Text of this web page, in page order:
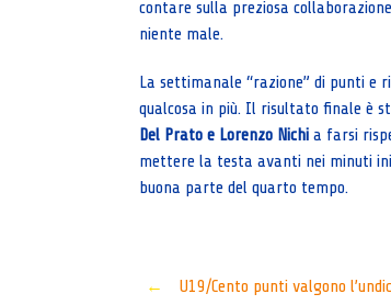
contare sulla preziosa
niente male.
La settimanale “razione” di punti e
qualcosa in più. Il risultato finale è
Del Prato e Lorenzo Nichi a farsi
mettere la testa avanti nei minuti
buona parte del quarto tempo.
Post
← U19/Cento punti valgono